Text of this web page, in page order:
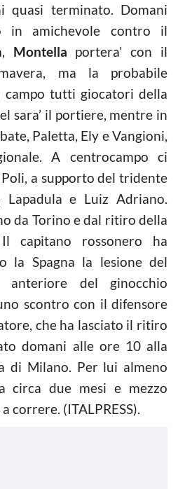
quasi terminato. Domani
in amichevole contro il
Montella portera’ con il
ma la probabile
campo tutti giocatori della
sara’ il portiere, mentre in
Paletta, Ely e Vangioni,
A centrocampo ci
Poli, a supporto del tridente
Lapadula e Luiz Adriano.
da Torino e dal ritiro della
capitano rossonero ha
la Spagna la lesione del
anteriore del ginocchio
scontro con il difensore
che ha lasciato il ritiro
domani alle ore 10 alla
di Milano. Per lui almeno
circa due mesi e mezzo
correre. (ITALPRESS).